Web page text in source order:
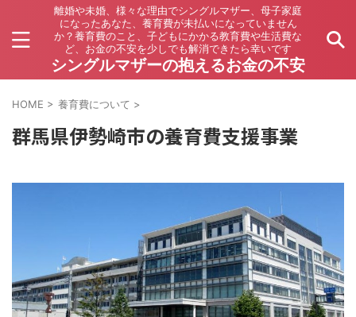
離婚や未婚、様々な理由でシングルマザー、母子家庭
になったあなた、養育費が未払いになっていません
か？養育費のこと、子どもにかかる教育費や生活費な
ど、お金の不安を少しでも解消できたら幸いです
シングルマザーの抱えるお金の不安
HOME > 養育費について >
群馬県伊勢崎市の養育費支援事業